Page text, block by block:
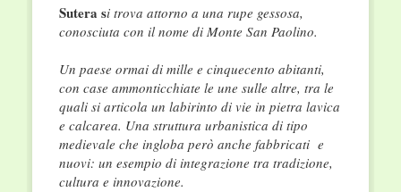
Sutera si trova attorno a una rupe gessosa,
conosciuta con il nome di Monte San Paolino.
Un paese ormai di mille e cinquecento abitanti,
con case ammonticchiate le une sulle altre, tra le
quali si articola un labirinto di vie in pietra lavica
e calcarea. Una struttura urbanistica di tipo
medievale che ingloba però anche fabbricati e
nuovi: un esempio di integrazione tra tradizione,
cultura e innovazione.